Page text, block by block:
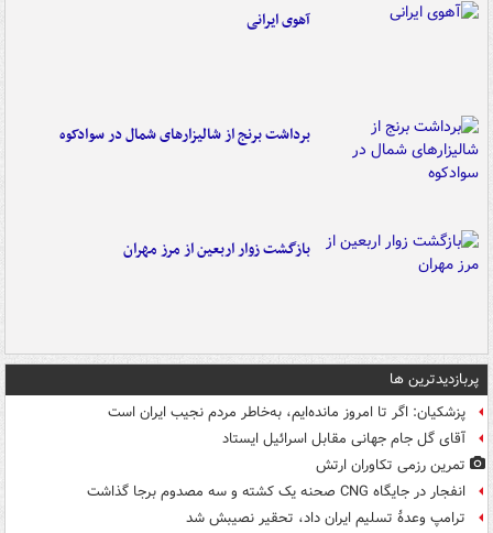
آهوی ایرانی
برداشت برنج از شالیزارهای شمال در سوادکوه
بازگشت زوار اربعین از مرز مهران
پربازدیدترین ها
پزشکیان: اگر تا امروز مانده‌ایم، به‌خاطر مردم نجیب ایران است
آقای گل جام جهانی مقابل اسرائیل ایستاد
تمرین رزمی تکاوران ارتش
انفجار در جایگاه CNG صحنه یک کشته و سه مصدوم برجا گذاشت
ترامپ وعدۀ تسلیم ایران داد، تحقیر نصیبش شد